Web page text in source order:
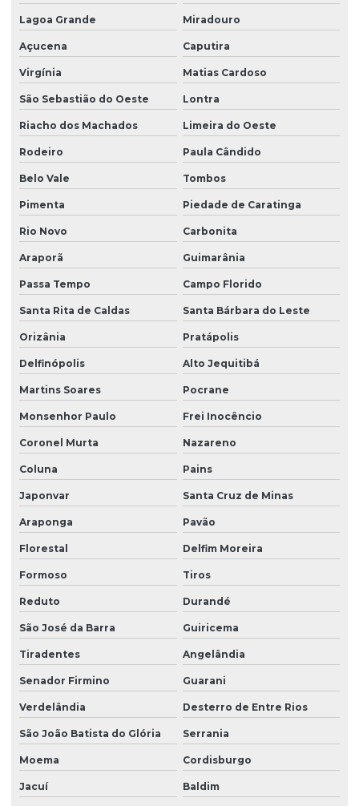
Lagoa Grande Miradouro
Açucena Caputira
Virgínia Matias Cardoso
São Sebastião do Oeste Lontra
Riacho dos Machados Limeira do Oeste
Rodeiro Paula Cândido
Belo Vale Tombos
Pimenta Piedade de Caratinga
Rio Novo Carbonita
Araporã Guimarânia
Passa Tempo Campo Florido
Santa Rita de Caldas Santa Bárbara do Leste
Orizânia Pratápolis
Delfinópolis Alto Jequitibá
Martins Soares Pocrane
Monsenhor Paulo Frei Inocêncio
Coronel Murta Nazareno
Coluna Pains
Japonvar Santa Cruz de Minas
Araponga Pavão
Florestal Delfim Moreira
Formoso Tiros
Reduto Durandé
São José da Barra Guiricema
Tiradentes Angelândia
Senador Firmino Guarani
Verdelândia Desterro de Entre Rios
São João Batista do Glória Serrania
Moema Cordisburgo
Jacuí Baldim